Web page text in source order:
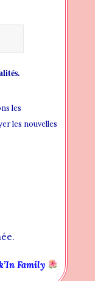
les
les nouvelles
Family